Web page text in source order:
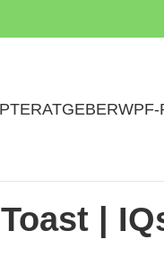
RATGEBERWPF-
|